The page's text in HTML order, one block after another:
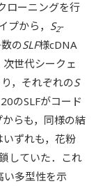
ローニングを行
プから， S2-
のSLF様cDNA
世代シークェ
，それぞれのS
のSLFがコード
らも，同様の結
ずれも，花粉
していた．これ
い多型性を示